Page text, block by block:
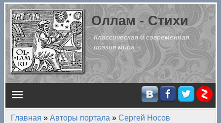
Перейти к основному содержанию
Оллам - Стихи
Классическая и современная
поэзия мира
Главное меню
Главная » Авторы портала » Сергей Носов